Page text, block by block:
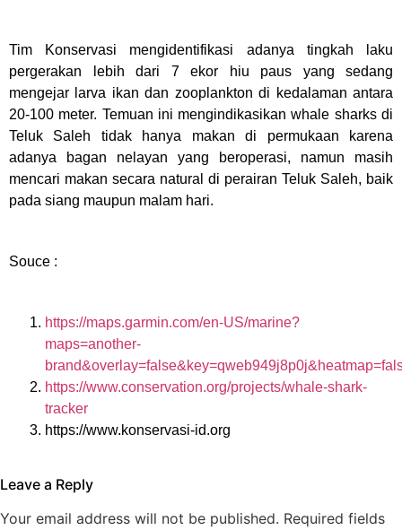
Tim Konservasi mengidentifikasi adanya tingkah laku
pergerakan lebih dari 7 ekor hiu paus yang sedang
mengejar larva ikan dan zooplankton di kedalaman antara
20-100 meter. Temuan ini mengindikasikan whale sharks di
Teluk Saleh tidak hanya makan di permukaan karena
adanya bagan nelayan yang beroperasi, namun masih
mencari makan secara natural di perairan Teluk Saleh, baik
pada siang maupun malam hari.
Souce :
https://maps.garmin.com/en-US/marine?
maps=another-
https://www.conservation.org/projects/whale-shark-
tracker
https://www.konservasi-id.org
Leave a Reply
Your email address will not be published. Required fields